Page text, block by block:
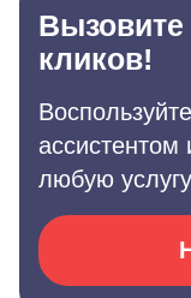
Вызовите
кликов!
ассистентом
любую